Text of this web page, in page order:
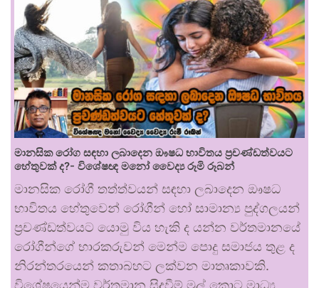
මානසික රෝග සඳහා ලබාදෙන ඖෂධ භාවිතය ප්‍රචණ්ඩත්වයට
හේතුවක් ද?- විශේෂඥ මනෝ වෛද්‍ය රූමි රූබන්
මානසික රෝගී තත්ත්වයන් සඳහා ලබාදෙන ඖෂධ
භාවිතය හේතුවෙන් රෝගීන් හෝ සාමාන්‍ය පුද්ගලයන්
ප්‍රචණ්ඩත්වයට යොමු විය හැකි ද යන්න වර්තමානයේ
රෝගීන්ගේ භාරකරුවන් මෙන්ම පොදු සමාජය තුළ ද
නිරන්තරයෙන් කතාබහට ලක්වන මාතෘකාවකි.
විශේෂයෙන්ම වර්තමාන සිදුවීම් මුල් කොට මාධ්‍ය